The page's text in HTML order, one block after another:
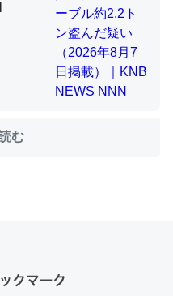
問題＝「昆虫はなぜ海にいな
む